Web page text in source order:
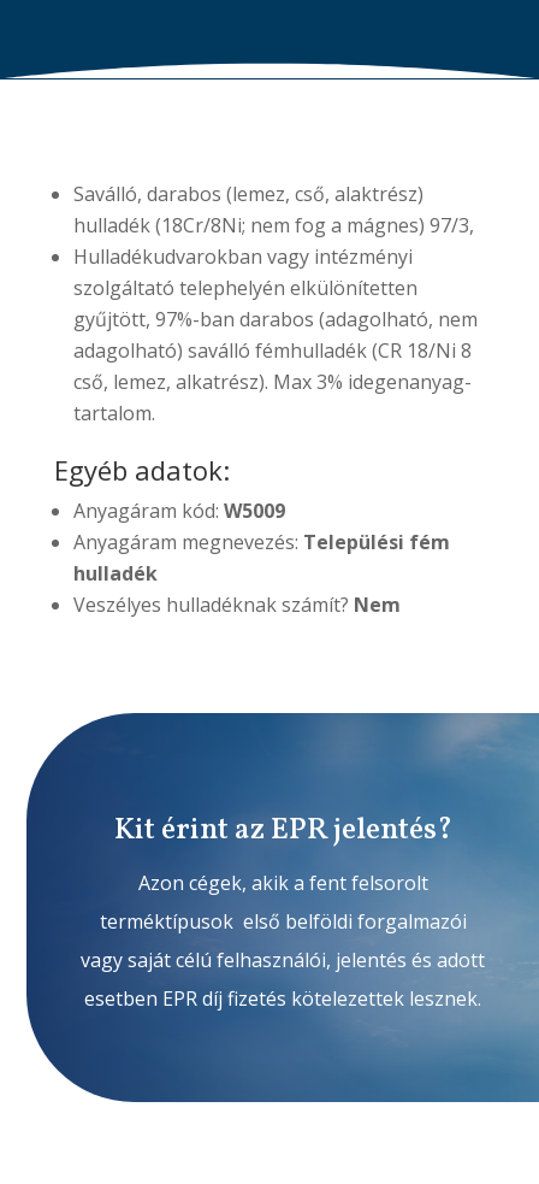
Saválló, darabos (lemez, cső, alaktrész)
hulladék (18Cr/8Ni; nem fog a mágnes) 97/3,
Hulladékudvarokban vagy intézményi
szolgáltató telephelyén elkülönítetten
gyűjtött, 97%-ban darabos (adagolható, nem
adagolható) saválló fémhulladék (CR 18/Ni 8
cső, lemez, alkatrész). Max 3% idegenanyag-
tartalom.
Egyéb adatok:
Anyagáram kód: W5009
Anyagáram megnevezés: Települési fém
hulladék
Veszélyes hulladéknak számít? Nem
Kit érint az EPR jelentés?
Azon cégek, akik a fent felsorolt
terméktípusok első belföldi forgalmazói
vagy saját célú felhasználói, jelentés és adott
esetben EPR díj fizetés kötelezettek lesznek.